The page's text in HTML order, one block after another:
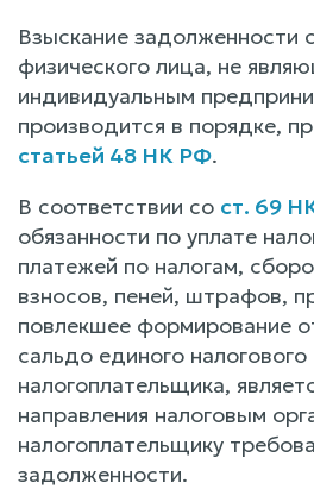
Взыскание задолженности
физического лица, не
индивидуальным
производится в порядке,
статьей 48 НК РФ.
В соответствии со ст. 69
обязанности по уплате
платежей по налогам,
взносов, пеней, штрафов,
повлекшее формирование
сальдо единого налогового
налогоплательщика,
направления налоговым
налогоплательщику
задолженности.